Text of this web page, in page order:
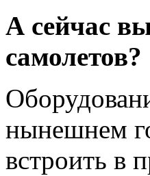
А сейчас
самолетов?
нынешнем
встроить в